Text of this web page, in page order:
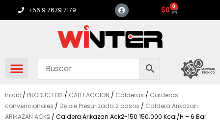
+56 9 7679 7179 $0 0
Carrito
Inicio / PRODUCTOS / CALEFACCIÓN / Calderas / Calderas
convencionales / De pie Presurizada 2 pasos / Caldera Arikazan
ARIKAZAN ACK2 / Caldera Arikazan Ack2-150 150.000 Kcal/H – 6 Bar